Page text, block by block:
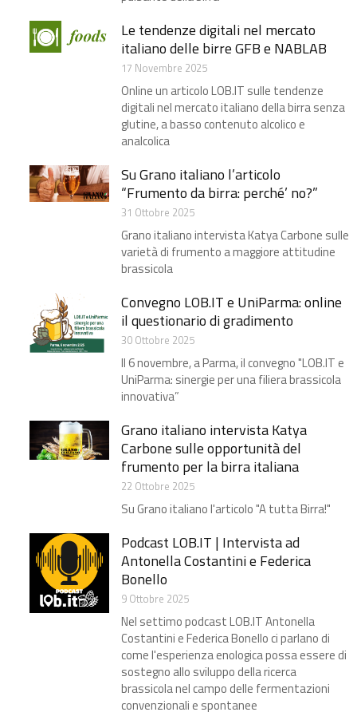
Le tendenze digitali nel mercato
italiano delle birre GFB e NABLAB
17 Novembre 2025
Online un articolo LOB.IT sulle tendenze
digitali nel mercato italiano della birra​ senza
glutine, a basso contenuto alcolico e
analcolica
Su Grano italiano l’articolo
“Frumento da birra: perché’ no?”
31 Ottobre 2025
Grano italiano intervista Katya Carbone​ sulle
varietà di frumento a maggiore attitudine
brassicola
Convegno LOB.IT e UniParma: online
il questionario di gradimento
30 Ottobre 2025
Il 6 novembre, a Parma, il convegno "LOB.IT e
UniParma: sinergie per una filiera brassicola
innovativa”
Grano italiano intervista Katya
Carbone​ sulle opportunità del
frumento per la birra italiana
22 Ottobre 2025
Su Grano italiano l'articolo "A tutta Birra!"
Podcast LOB.IT | Intervista ad
Antonella Costantini e Federica
Bonello
9 Ottobre 2025
Nel settimo podcast LOB.IT Antonella
Costantini e Federica Bonello ci parlano di
come l'esperienza enologica possa essere di
sostegno allo sviluppo della ricerca
brassicola nel campo delle fermentazioni
convenzionali e spontanee